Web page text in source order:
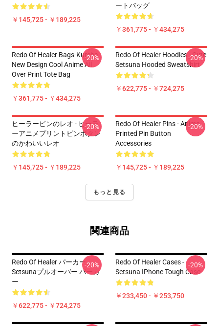
￥145,725 - ￥189,225
ートバッグ
￥361,775 - ￥434,275
Redo Of Healer Bags-Kureha -
New Design Cool Anime All
Over Print Tote Bag
￥361,775 - ￥434,275
-20%
Redo Of Healer Hoodies - Cute
Setsuna Hooded Sweatshirt
￥622,775 - ￥724,275
-20%
ヒーラーピンのレオ - ヒーラ
ーアニメプリントピンボタン
のかわいいレオ
￥145,725 - ￥189,225
-20%
Redo Of Healer Pins - Anime
Printed Pin Button
Accessories
￥145,725 - ￥189,225
-20%
もっと見る
関連商品
Redo Of Healer パーカー -
Setsunaプルオーバー パーカ
ー
￥622,775 - ￥724,275
-20%
Redo Of Healer Cases -
Setsuna IPhone Tough Case
￥233,450 - ￥253,750
-20%